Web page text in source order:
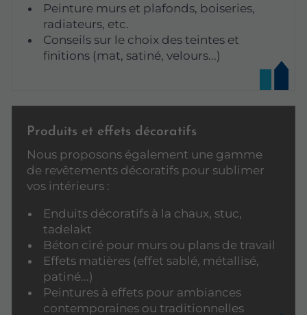
Peinture murs et plafonds, boiseries,
radiateurs, etc.
Conseils sur le choix des teintes et
finitions (mat, satiné, velours...)
Produits et effets décoratifs
Nous proposons également une gamme
de revêtements décoratifs pour sublimer
vos intérieurs :
Enduits décoratifs à la chaux, stuc,
tadelakt
Béton ciré pour murs ou plans de travail
Effets matières (effet sablé, métallisé,
patiné...)
Peintures à effets pour ambiances
contemporaines ou traditionnelles